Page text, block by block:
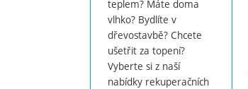
teplem? Máte doma
vlhko? Bydlíte v
dřevostavbě? Chcete
ušetřit za topení?
Vyberte si z naší
nabídky rekuperačních